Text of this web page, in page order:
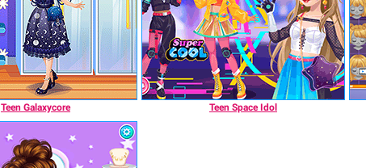
Teen Galaxycore Teen Space Idol